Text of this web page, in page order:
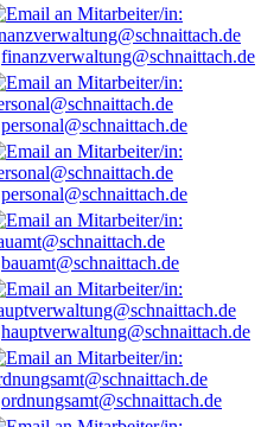
finanzverwaltung@schnaittach.de
personal@schnaittach.de
personal@schnaittach.de
bauamt@schnaittach.de
hauptverwaltung@schnaittach.de
ordnungsamt@schnaittach.de